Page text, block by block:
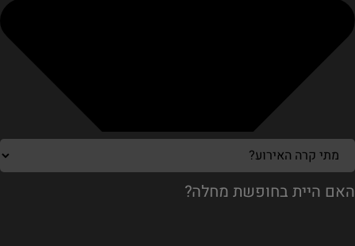
האם היית בחופשת מחלה?